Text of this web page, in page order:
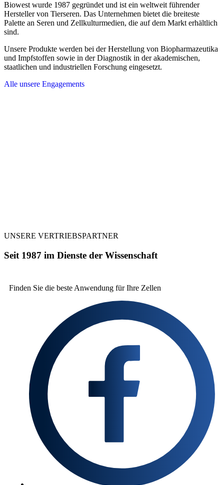
Biowest wurde 1987 gegründet und ist ein weltweit führender
Hersteller von Tierseren. Das Unternehmen bietet die breiteste
Palette an Seren und Zellkulturmedien, die auf dem Markt erhältlich
sind.
Unsere Produkte werden bei der Herstellung von Biopharmazeutika
und Impfstoffen sowie in der Diagnostik in der akademischen,
staatlichen und industriellen Forschung eingesetzt.
Alle unsere Engagements
UNSERE VERTRIEBSPARTNER
Seit 1987 im Dienste der Wissenschaft
Finden Sie die beste Anwendung für Ihre Zellen